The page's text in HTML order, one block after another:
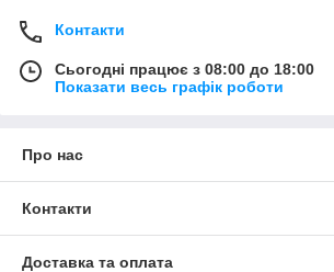
Контакти
Сьогодні працює з 08:00 до 18:00
Показати весь графік роботи
Про нас
Контакти
Доставка та оплата